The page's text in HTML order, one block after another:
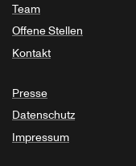
Team
Offene Stellen
Kontakt
Presse
Datenschutz
Impressum